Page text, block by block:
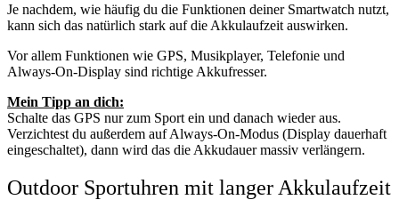
Je nachdem, wie häufig du die Funktionen deiner Smartwatch nutzt,
kann sich das natürlich stark auf die Akkulaufzeit auswirken.
Vor allem Funktionen wie GPS, Musikplayer, Telefonie und
Always-On-Display sind richtige Akkufresser.
Mein Tipp an dich:
Schalte das GPS nur zum Sport ein und danach wieder aus.
Verzichtest du außerdem auf Always-On-Modus (Display dauerhaft
eingeschaltet), dann wird das die Akkudauer massiv verlängern.
Outdoor Sportuhren mit langer Akkulaufzeit